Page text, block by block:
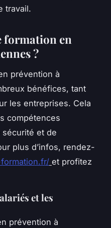
travail.
formation en
?
prévention à
bénéfices, tant
les entreprises. Cela
compétences
et de
plus d’infos, rendez-
et profitez
et les
prévention à